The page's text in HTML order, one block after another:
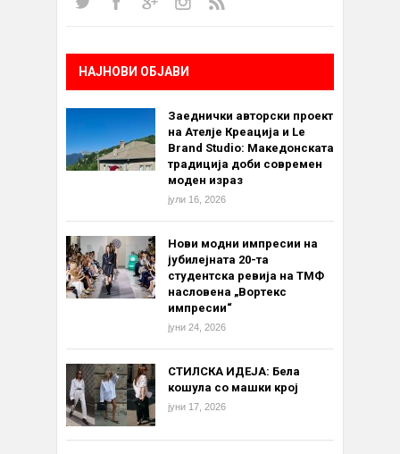
НАЈНОВИ ОБЈАВИ
Заеднички авторски проект
на Ателје Креација и Le
Brand Studio: Македонската
традиција доби современ
моден израз
јули 16, 2026
Нови модни импресии на
јубилејната 20-та
студентска ревија на ТМФ
насловена „Вортекс
импресии“
јуни 24, 2026
СТИЛСКА ИДЕЈА: Бела
кошула со машки крој
јуни 17, 2026